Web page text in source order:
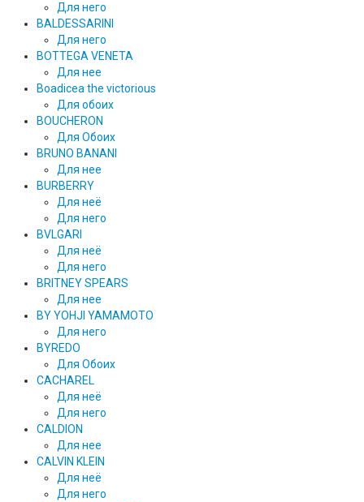
Для него
BALDESSARINI
Для него
BOTTEGA VENETA
Для нее
Boadicea the victorious
Для обоих
BOUCHERON
Для Обоих
BRUNO BANANI
Для нее
BURBERRY
Для неё
Для него
BVLGARI
Для неё
Для него
BRITNEY SPEARS
Для нее
BY YOHJI YAMAMOTO
Для него
BYREDO
Для Обоих
CACHAREL
Для неё
Для него
CALDION
Для нее
CALVIN KLEIN
Для неё
Для него